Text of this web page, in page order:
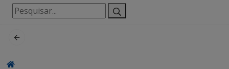
Pesquisar
por: